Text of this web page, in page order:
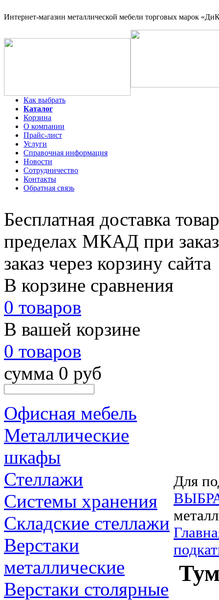
Интернет-магазин металлической мебели торговых марок
Как выбрать
Каталог
Корзина
О компании
Прайс-лист
Услуги
Справочная информация
Новости
Сотрудничество
Контакты
Обратная связь
Бесплатная доставка
пределах МКАД при
заказ через корзину сайта
В корзине сравнения
0 товаров
В вашей корзине
0 товаров
сумма 0 руб
Офисная мебель
Металлические
шкафы
Стеллажи
Системы хранения
Складские стеллажи
Верстаки
металлические
Верстаки столярные
Для